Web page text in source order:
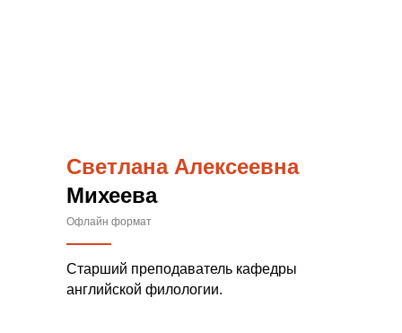
Светлана Алексеевна
Михеева
Офлайн формат
Старший преподаватель кафедры
английской филологии.